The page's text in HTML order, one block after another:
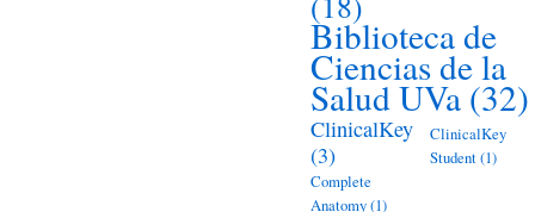
Biblioteca de
Ciencias de la
Salud UVa (32)
ClinicalKey
(3)
ClinicalKey
Student(1)
Complete
Anatomy(1)